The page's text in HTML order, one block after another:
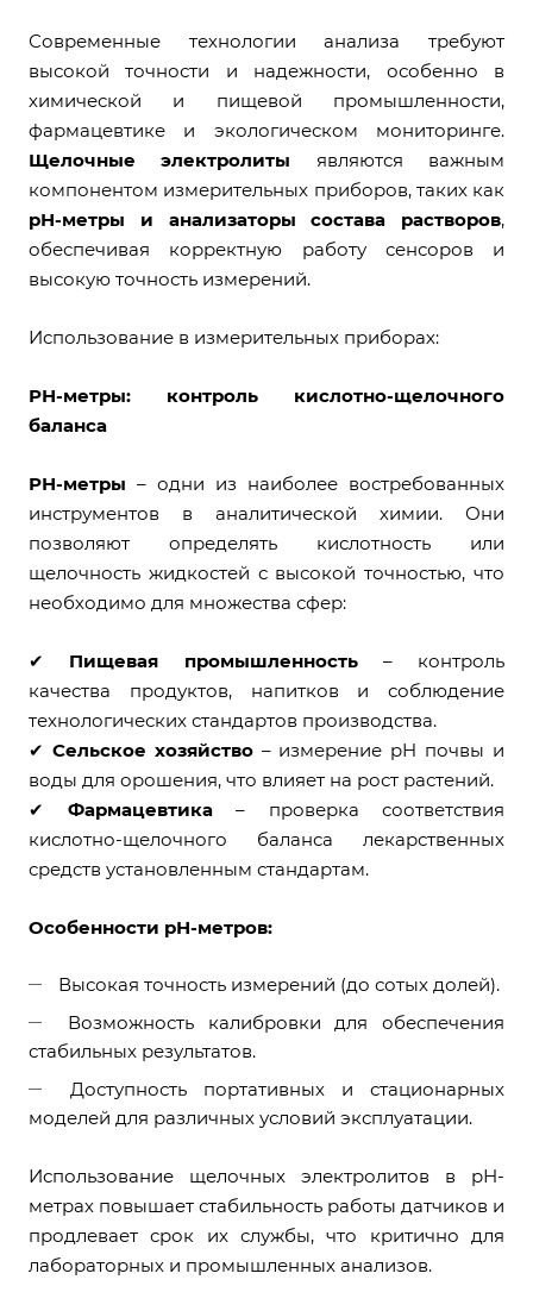
Современные технологии анализа требуют
высокой точности и надежности, особенно в
химической и пищевой промышленности,
фармацевтике и экологическом мониторинге.
Щелочные электролиты являются важным
компонентом измерительных приборов, таких как
рН-метры и анализаторы состава растворов,
обеспечивая корректную работу сенсоров и
высокую точность измерений.
Использование в измерительных приборах:
РН-метры: контроль кислотно-щелочного
баланса
РН-метры – одни из наиболее востребованных
инструментов в аналитической химии. Они
позволяют определять кислотность или
щелочность жидкостей с высокой точностью, что
необходимо для множества сфер:
✔ Пищевая промышленность– контроль
качества продуктов, напитков и соблюдение
технологических стандартов производства.
✔ Сельское хозяйство– измерение pH почвы и
воды для орошения, что влияет на рост растений.
✔ Фармацевтика– проверка соответствия
кислотно-щелочного баланса лекарственных
средств установленным стандартам.
Особенности рН-метров:
Высокая точность измерений (до сотых долей).
Возможность калибровки для обеспечения
стабильных результатов.
Доступность портативных и стационарных
моделей для различных условий эксплуатации.
Использование щелочных электролитов в рН-
метрах повышает стабильность работы датчиков и
продлевает срок их службы, что критично для
лабораторных и промышленных анализов.